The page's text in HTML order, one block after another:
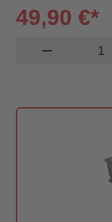
49,90 €*
remove